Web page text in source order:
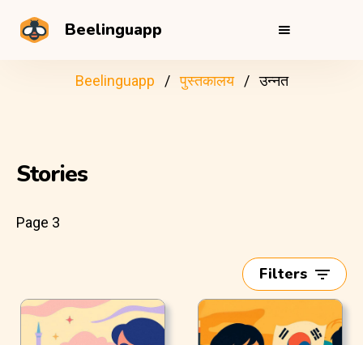
Beelinguapp
Beelinguapp पुस्तकालय उन्नत
Stories
Page 3
Filters